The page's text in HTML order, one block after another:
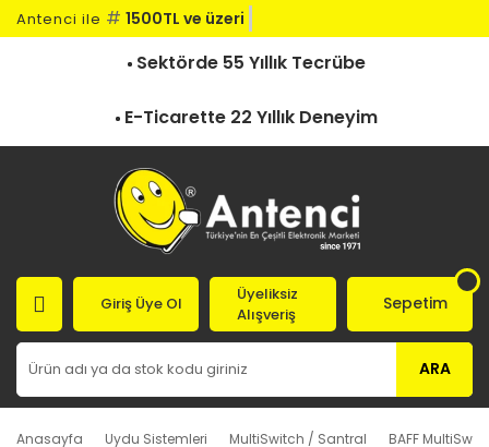
Antenci ile # 1500TL ve üzeri ka
Sektörde 55 Yıllık Tecrübe
E-Ticarette 22 Yıllık Deneyim
ARA
Giriş Üye Ol
Üyeliksiz
Alışveriş
Sepetim
Anasayfa Uydu Sistemleri MultiSwitch / Santral BAFF